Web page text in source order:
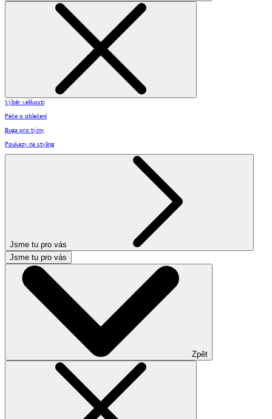
Výběr velikosti
Péče o oblečení
Buga pro týmy
Poukazy na styling
Jsme tu pro vás
Jsme tu pro vás
Zpět